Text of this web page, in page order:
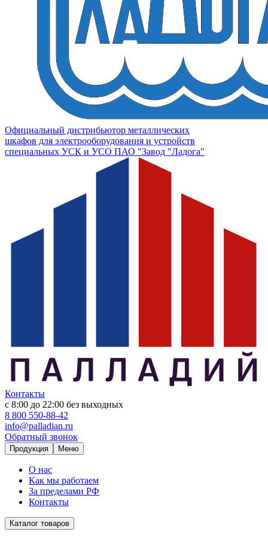
Официальный дистрибьютор металлических
шкафов для электрооборудования и устройств
специальных УСК и УСО ПАО "Завод "Ладога"
Контакты
с 8:00 до 22:00 без выходных
8 800 550-88-42
info@palladian.ru
Обратный звонок
Продукция Меню
О нас
Как мы работаем
За пределами РФ
Контакты
Каталог товаров